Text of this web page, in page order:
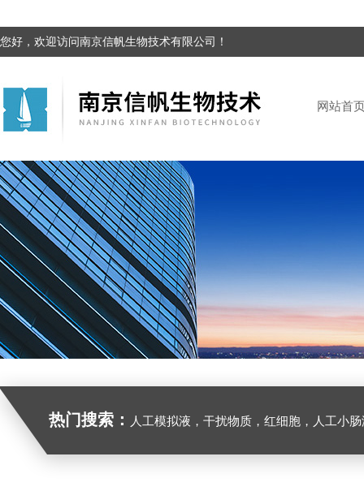
您好，欢迎访问南京信帆生物技术有限公司！
网站首
热门搜索： 人工模拟液，干扰物质，红细胞，人工小